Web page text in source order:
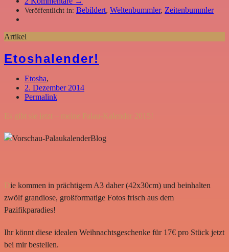
Veröffentlicht in: Bebildert, Weltenbummler, Zeitenbummler
Artikel
Etoshalender!
Etosha,
2. Dezember 2014
Permalink
Es gibt sie jetzt – meine Palau-Kalender 2015!
Die kommen in prächtigem A3 daher (42x30cm) und beinhalten
zwölf grandiose, großformatige Fotos frisch aus dem
Pazifikparadies!
Ihr könnt diese idealen Weihnachtsgeschenke für 17€ pro Stück jetzt
bei mir bestellen.